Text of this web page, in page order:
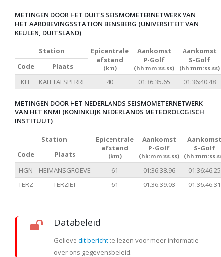
METINGEN DOOR HET DUITS SEISMOMETERNETWERK VAN
HET AARDBEVINGSSTATION BENSBERG (UNIVERSITEIT VAN
KEULEN, DUITSLAND)
Station
Epicentrale
afstand
(km)
Aankomst
P-Golf
(hh:mm:ss.ss)
Aankomst
S-Golf
(hh:mm:ss.ss)
Code
Plaats
KLL
KALLTALSPERRE 40 01:36:35.65 01:36:40.48
METINGEN DOOR HET NEDERLANDS SEISMOMETERNETWERK
VAN HET KNMI (KONINKLIJK NEDERLANDS METEOROLOGISCH
INSTITUUT)
Station
Epicentrale
afstand
(km)
Aankomst
P-Golf
(hh:mm:ss.ss)
Aankomst
S-Golf
Code
Plaats
HGN
HEIMANSGROEVE 61 01:36:38.96
01:36:46.25
TERZ
TERZIET 61 01:36:39.03 01:36:46.31
Databeleid
Gelieve dit berichtte lezen voor meer informatie
over ons gegevensbeleid.